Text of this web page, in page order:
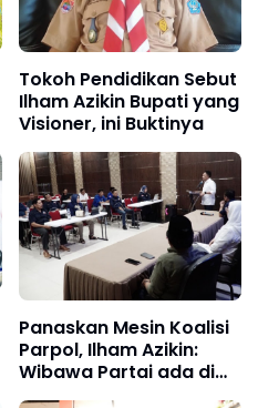
Tokoh Pendidikan Sebut
Ilham Azikin Bupati yang
Visioner, ini Buktinya
Panaskan Mesin Koalisi
Parpol, Ilham Azikin:
Wibawa Partai ada di
Pertarungan ini